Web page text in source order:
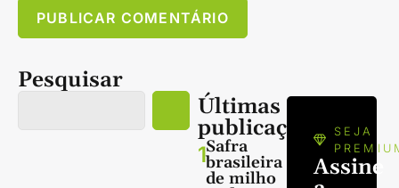
Pesquisar
Últimas
publicações
1Safra
brasileira
de milho
SEJA
Assine